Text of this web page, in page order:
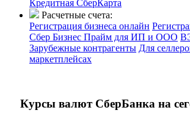
Кредитная СберКарта
Расчетные счета:
Регистрация бизнеса онлайн
Сбер Бизнес Прайм для ИП и ООО
Зарубежные контрагенты Для
маркетплейсах
Курсы валют СберБанка на